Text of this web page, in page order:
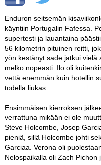
Enduron seitsemän
käyntiin Portugalin Fafessa.
supertesti ja lauantaina
56 kilometrin pituinen reitti,
yön kestänyt sade jatkui vielä
melko nopeasti. Ilo oli
vettä enemmän kuin hotellin
todella liukas.
Ensimmäisen kierroksen
verrattuna mikään ei ole
Steve Holcombe, Josep
pieniä, sillä Holcombe johti
Garciaa. Verona oli
Nelospaikalla oli Zach Pichon